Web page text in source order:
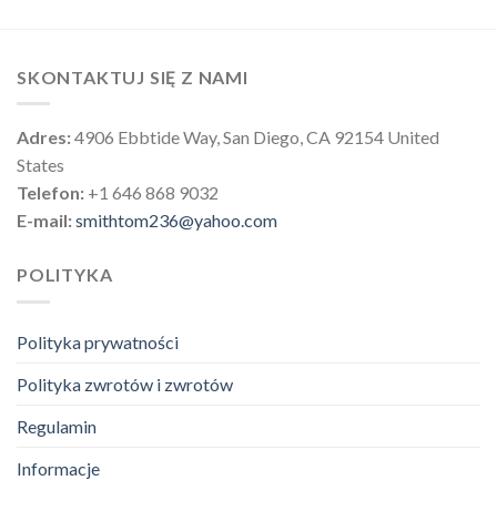
SKONTAKTUJ SIĘ Z NAMI
Adres:4906 Ebbtide Way, San Diego, CA 92154 United
States
Telefon: +1 646 868 9032
E-mail:smithtom236@yahoo.com
POLITYKA
Polityka prywatności
Polityka zwrotów i zwrotów
Regulamin
Informacje